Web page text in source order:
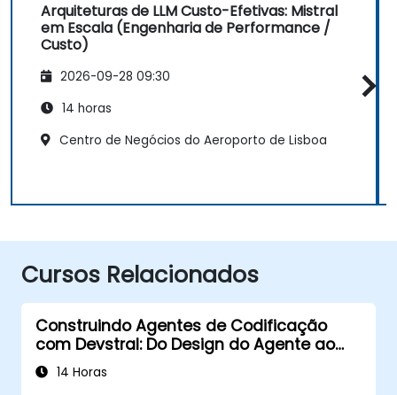
Arquiteturas de LLM Custo-Efetivas: Mistral
em Escala (Engenharia de Performance /
Custo)
2026-09-28 09:30
14 horas
Centro de Negócios do Aeroporto de Lisboa
Cursos Relacionados
Construindo Agentes de Codificação
com Devstral: Do Design do Agente ao
Tooling14 Horas